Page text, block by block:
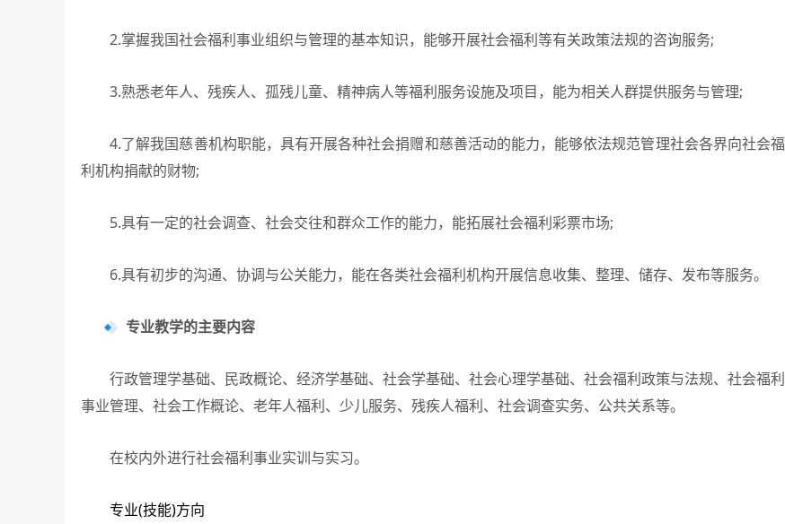
2.掌握我国社会福利事业组织与管理的基本知识，能够开展社会福利等有关政策法规的咨询服务;
3.熟悉老年人、残疾人、孤残儿童、精神病人等福利服务设施及项目，能为相关人群提供服务与管理;
4.了解我国慈善机构职能，具有开展各种社会捐赠和慈善活动的能力，能够依法规范管理社会各界向社会福
利机构捐献的财物;
5.具有一定的社会调查、社会交往和群众工作的能力，能拓展社会福利彩票市场;
6.具有初步的沟通、协调与公关能力，能在各类社会福利机构开展信息收集、整理、储存、发布等服务。
专业教学的主要内容
行政管理学基础、民政概论、经济学基础、社会学基础、社会心理学基础、社会福利政策与法规、社会福利
事业管理、社会工作概论、老年人福利、少儿服务、残疾人福利、社会调查实务、公共关系等。
在校内外进行社会福利事业实训与实习。
专业(技能)方向